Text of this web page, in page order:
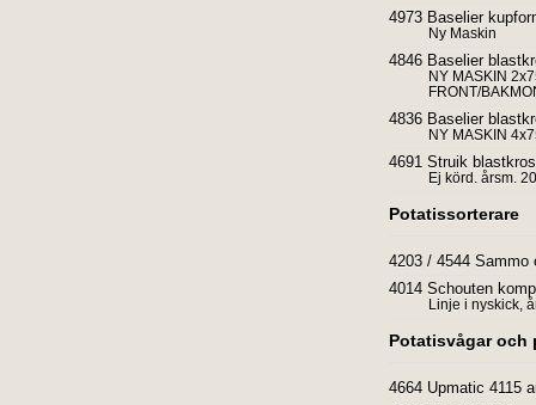
4973 Baselier
Ny Maskin
4846 Baselier
NY MASKIN
FRONT/
4836 Baselier
NY MASKIN
4691 Struik
Ej körd. årsm.
Potatissorterare
4203 / 4544 Sammo
4014 Schouten
Linje i nyskick,
Potatisvågar och
4664 Upmatic 4115